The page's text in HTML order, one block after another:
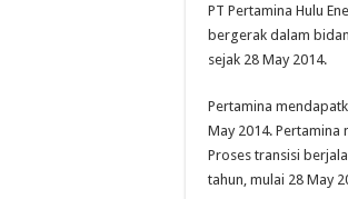
PT Pertamina Hulu
bergerak dalam
sejak 28 May 2014.
Pertamina
May 2014. Pertamina
Proses transisi
tahun, mulai 28 May